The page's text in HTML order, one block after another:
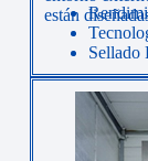
están
Sellado